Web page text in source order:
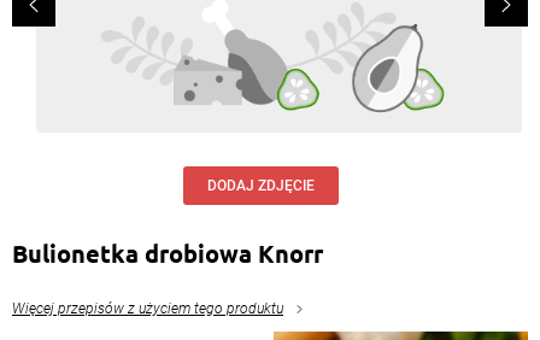
DODAJ ZDJĘCIE
Bulionetka drobiowa Knorr
Więcej przepisów z użyciem tego produktu